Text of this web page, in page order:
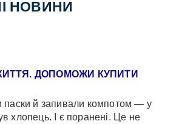
НОВИНИ
ДОПОМОЖИ КУПИТИ
паски й запивали компотом — у
хлопець. І є поранені. Це не